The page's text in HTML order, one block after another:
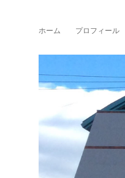
ホーム プロフィール